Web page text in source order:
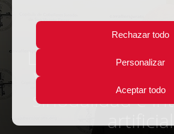
Rechazar todo
Personalizar
Aceptar todo
La Universidad
Valencia
sinodalidad e
artificial